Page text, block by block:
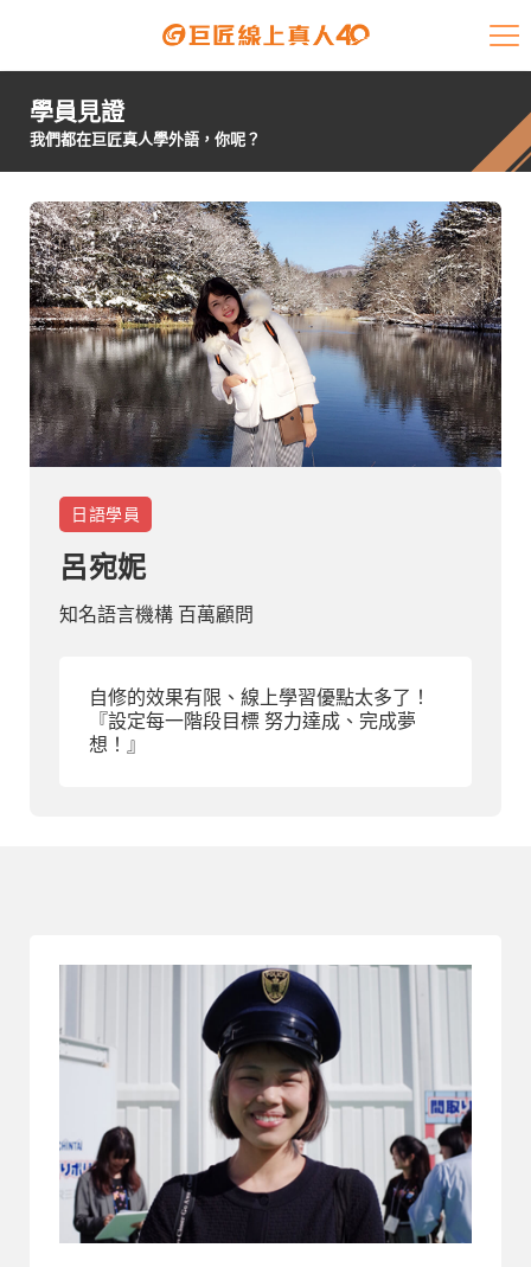
課程介紹
開課查詢
師資陣容
學員故事
免費資源
企業客戶
就業輔導
部落格
學員見證
我們都在巨匠真人學外語，你呢？
日語學員
呂宛妮
知名語言機構 百萬顧問
自修的效果有限、線上學習優點太多了！
『設定每一階段目標 努力達成、完成夢
想！』